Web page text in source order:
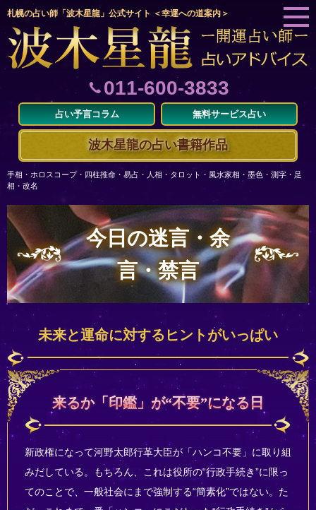
札幌の占い師「波木星龍」公式サイト ＜幸運への道案内＞
011-600-3833
占い予言コラム 無料サービス占い
波木星龍の占い書籍作品
手相・ホロスコープ・四柱推命・易占・人相・タロット・風水家相・墨色・測字・足
相・改名
今日の迷言・余
言・禁言
未来と運命に対するヒントがいっぱい
来るか「印鑑」が“不要”になる日
新政権になって河野太郎行革大臣が「ハンコ不要」に取り組
みだしている。もちろん、これは役所の“行政手続き”に限っ
てのことで、一般社会にまで強制する“簡素化”ではない。た